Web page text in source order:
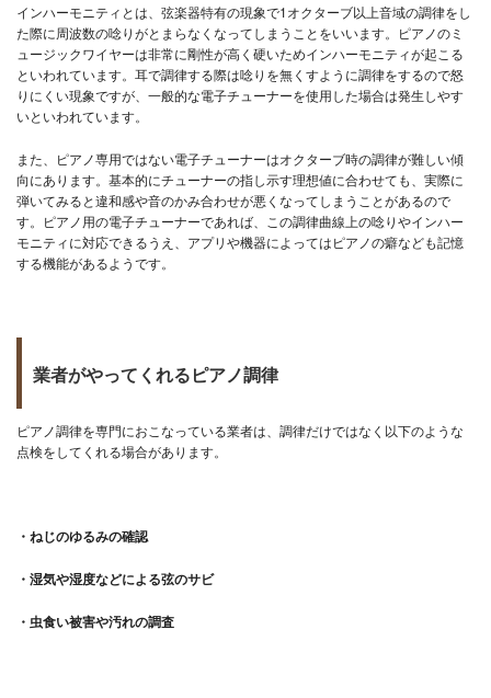
インハーモニティとは、弦楽器特有の現象で1オクターブ以上音域の調律をし
た際に周波数の唸りがとまらなくなってしまうことをいいます。ピアノのミ
ュージックワイヤーは非常に剛性が高く硬いためインハーモニティが起こる
といわれています。耳で調律する際は唸りを無くすように調律をするので怒
りにくい現象ですが、一般的な電子チューナーを使用した場合は発生しやす
いといわれています。
また、ピアノ専用ではない電子チューナーはオクターブ時の調律が難しい傾
向にあります。基本的にチューナーの指し示す理想値に合わせても、実際に
弾いてみると違和感や音のかみ合わせが悪くなってしまうことがあるので
す。ピアノ用の電子チューナーであれば、この調律曲線上の唸りやインハー
モニティに対応できるうえ、アプリや機器によってはピアノの癖なども記憶
する機能があるようです。
業者がやってくれるピアノ調律
ピアノ調律を専門におこなっている業者は、調律だけではなく以下のような
点検をしてくれる場合があります。
・ねじのゆるみの確認
・湿気や湿度などによる弦のサビ
・虫食い被害や汚れの調査